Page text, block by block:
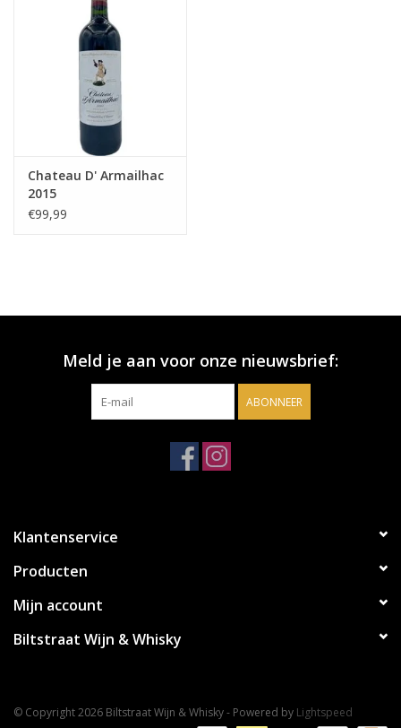
Relatiegeschenken
Over ons
Chateau D' Armailhac
2015
€99,99
Meld je aan voor onze nieuwsbrief:
ABONNEER
Klantenservice
Producten
Mijn account
Biltstraat Wijn & Whisky
© Copyright 2026 Biltstraat Wijn & Whisky - Powered by Lightspeed